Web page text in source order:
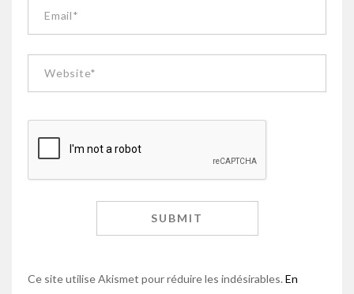
Ce site utilise Akismet pour réduire les indésirables. En